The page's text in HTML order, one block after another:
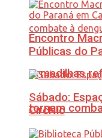
Armadilhas
tornam
Encontro
Públicas do
Sábado:
CircNic